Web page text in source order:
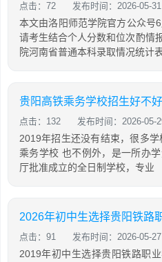
点击：72 发布时间：2026-05-31
本文由洛阳师范学院官方公众号
请考生结合个人分数和位次酌情
院河南省普通本科录取情况统计
贵阳高铁乘务学校招生好不好
点击：132 发布时间：2026-05-
2019年招生还没有结束，很多
乘务学校 也不例外，是一所办
厅批准成立的全日制学校，专业
2026年初中生选择贵阳铁路
点击：91 发布时间：2026-05-27
2019年初中生选择贵阳铁路职